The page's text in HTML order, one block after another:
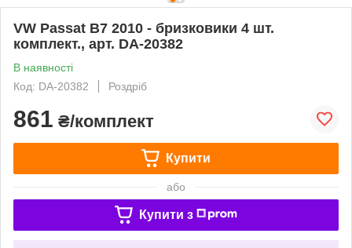
VW Passat B7 2010 - бризковики 4 шт.
комплект., арт. DA-20382
В наявності
Код: DA-20382
Роздріб
861 ₴/комплект
Купити
або
Купити з